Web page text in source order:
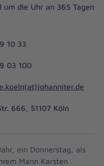
um die Uhr an 365 Tagen
10 33
03 100
666, 51107 Köln
ein Donnerstag, als
Mann Karsten